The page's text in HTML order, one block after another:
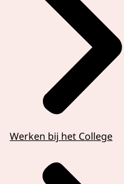
Werken bij het College